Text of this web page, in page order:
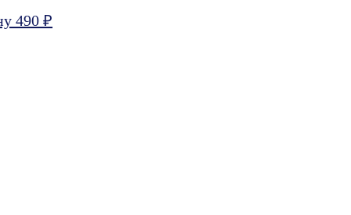
490 ₽